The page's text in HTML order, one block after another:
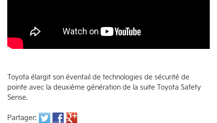
Toyota élargit son éventail de technologies de sécurité de
pointe avec la deuxième génération de la suite Toyota Safety
Sense.
Partager: